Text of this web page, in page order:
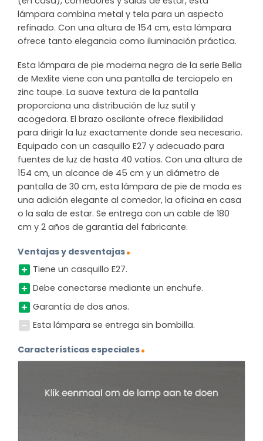
lámpara combina metal y tela para un aspecto
refinado. Con una altura de 154 cm, esta lámpara
ofrece tanto elegancia como iluminación práctica.
Esta lámpara de pie moderna negra de la serie Bella
de Mexlite viene con una pantalla de terciopelo en
zinc taupe. La suave textura de la pantalla
proporciona una distribución de luz sutil y
acogedora. El brazo oscilante ofrece flexibilidad
para dirigir la luz exactamente donde sea necesario.
Equipado con un casquillo E27 y adecuado para
fuentes de luz de hasta 40 vatios. Con una altura de
154 cm, un alcance de 45 cm y un diámetro de
pantalla de 30 cm, esta lámpara de pie de moda es
una adición elegante al comedor, la oficina en casa
o la sala de estar. Se entrega con un cable de 180
cm y 2 años de garantía del fabricante.
Ventajas y desventajas
Tiene un casquillo E27.
Debe conectarse mediante un enchufe.
Garantía de dos años.
Esta lámpara se entrega sin bombilla.
Características especiales